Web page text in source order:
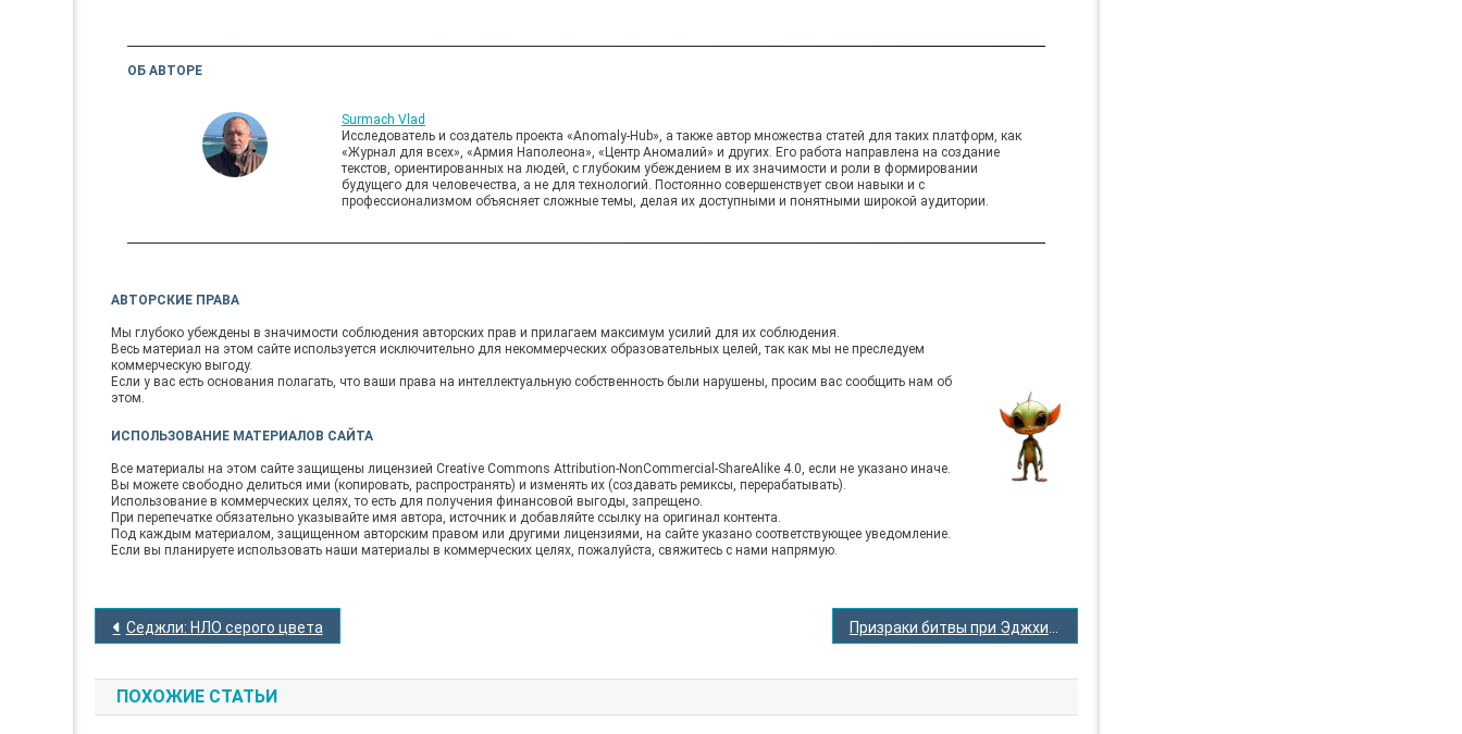
ОБ АВТОРЕ
Surmach Vlad
Исследователь и создатель проекта «Anomaly-Hub», а также автор множества статей для таких платформ, как
«Журнал для всех», «Армия Наполеона», «Центр Аномалий» и других. Его работа направлена на создание
текстов, ориентированных на людей, с глубоким убеждением в их значимости и роли в формировании
будущего для человечества, а не для технологий. Постоянно совершенствует свои навыки и с
профессионализмом объясняет сложные темы, делая их доступными и понятными широкой аудитории.
АВТОРСКИЕ ПРАВА
Мы глубоко убеждены в значимости соблюдения авторских прав и прилагаем максимум усилий для их соблюдения.
Весь материал на этом сайте используется исключительно для некоммерческих образовательных целей, так как мы не преследуем
коммерческую выгоду.
Если у вас есть основания полагать, что ваши права на интеллектуальную собственность были нарушены, просим вас сообщить нам об
этом.
ИСПОЛЬЗОВАНИЕ МАТЕРИАЛОВ САЙТА
Все материалы на этом сайте защищены лицензией Creative Commons Attribution-NonCommercial-ShareAlike 4.0, если не указано иначе.
Вы можете свободно делиться ими (копировать, распространять) и изменять их (создавать ремиксы, перерабатывать).
Использование в коммерческих целях, то есть для получения финансовой выгоды, запрещено.
При перепечатке обязательно указывайте имя автора, источник и добавляйте ссылку на оригинал контента.
Под каждым материалом, защищенном авторским правом или другими лицензиями, на сайте указано соответствующее уведомление.
Если вы планируете использовать наши материалы в коммерческих целях, пожалуйста, свяжитесь с нами напрямую.
НАВИГАЦИЯ
ПО
Седжли: НЛО серого цвета Призраки битвы при Эджхилле
ПОХОЖИЕ СТАТЬИ